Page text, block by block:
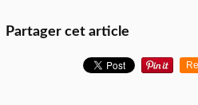
Partager cet article